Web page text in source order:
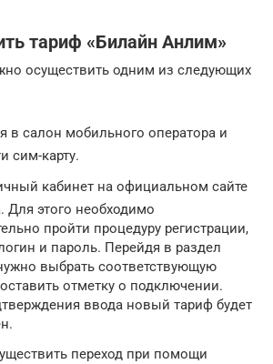
тариф «Билайн Анлим»
осуществить одним из следующих
в салон мобильного оператора и
сим-карту.
кабинет на официальном сайте
Для этого необходимо
пройти процедуру регистрации,
и пароль. Перейдя в раздел
выбрать соответствующую
отметку о подключении.
ввода новый тариф будет
переход при помощи